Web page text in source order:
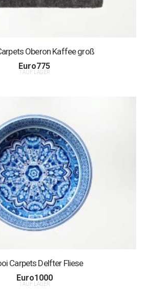
Oberon Kaffee groß
Euro775
1 AUF LAGER
Carpets Delfter Fliese
Euro1000
1 AUF LAGER